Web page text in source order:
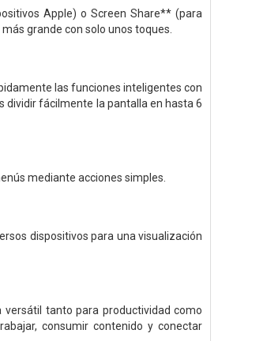
Apple) o Screen Share** (para
grande con solo unos toques.
las funciones inteligentes con
dividir fácilmente la pantalla en hasta 6
mediante acciones simples.
dispositivos para una visualización
versátil tanto para productividad como
consumir contenido y conectar